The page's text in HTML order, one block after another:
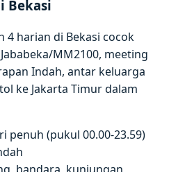
Bekasi
4 harian di Bekasi cocok
MM2100, meeting
Indah, antar keluarga
ke Jakarta Timur dalam
penuh (pukul 00.00-23.59)